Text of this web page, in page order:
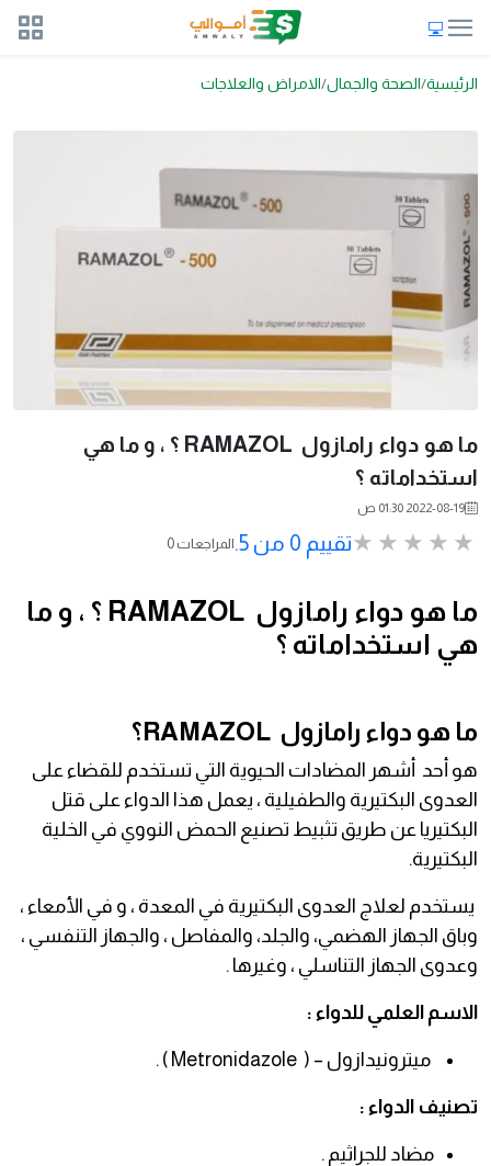
الرئيسية الصحة والجمال الامراض والعلاجات
ما هو دواء رامازول RAMAZOL ؟ ، و ما هي
استخداماته ؟
2022-08-19 01:30 ص
تقييم 0 من 5. 0 المراجعات
ما هو دواء رامازول RAMAZOL ؟ ، و ما
هي استخداماته ؟
ما هو دواء رامازول RAMAZOL؟
هو أحد أشهر المضادات الحيوية التي تستخدم للقضاء على
العدوى البكتيرية والطفيلية ، يعمل هذا الدواء على قتل
البكتيريا عن طريق تثبيط تصنيع الحمض النووي في الخلية
البكتيرية.
يستخدم لعلاج العدوى البكتيرية في المعدة ، و في الأمعاء ،
وباق الجهاز الهضمي، والجلد، والمفاصل ، والجهاز التنفسي ،
وعدوى الجهاز التناسلي ، وغيرها .
الاسم العلمي للدواء :
ميترونيدازول – ( Metronidazole ) .
تصنيف الدواء :
مضاد للجراثيم .